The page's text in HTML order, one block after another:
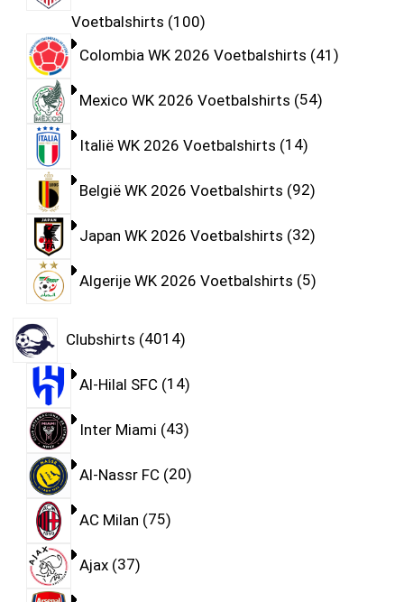
Voetbalshirts 100
Colombia WK 2026 Voetbalshirts 41
Mexico WK 2026 Voetbalshirts 54
Italië WK 2026 Voetbalshirts 14
België WK 2026 Voetbalshirts 92
Japan WK 2026 Voetbalshirts 32
Algerije WK 2026 Voetbalshirts 5
Clubshirts 4014
Al-Hilal SFC 14
Inter Miami 43
Al-Nassr FC 20
AC Milan 75
Ajax 37